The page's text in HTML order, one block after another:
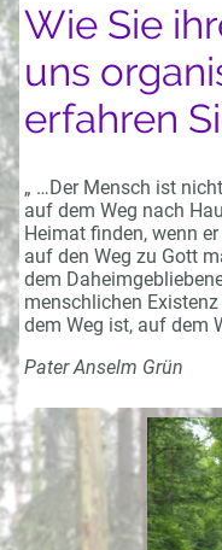
Wie Sie
uns
erfahren
„ …Der Mensch ist
auf dem Weg nach
Heimat finden, wenn
auf den Weg zu Gott
dem
menschlichen
dem Weg ist, auf dem
Pater Anselm Grün